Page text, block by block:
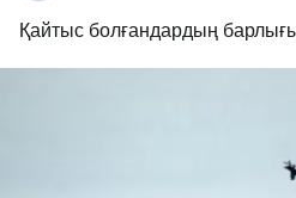
Қайтыс болғандардың